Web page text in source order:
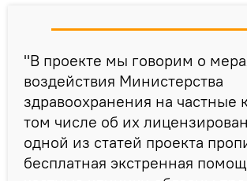
"В проекте мы говорим о
воздействия Министерства
здравоохранения на частные
том числе об их
одной из статей проекта
бесплатная экстренная